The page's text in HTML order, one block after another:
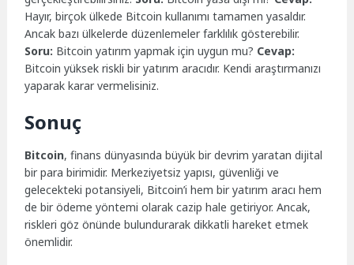
Hayır, birçok ülkede Bitcoin kullanımı tamamen yasaldır.
Ancak bazı ülkelerde düzenlemeler farklılık gösterebilir.
Soru: Bitcoin yatırım yapmak için uygun mu? Cevap:
Bitcoin yüksek riskli bir yatırım aracıdır. Kendi araştırmanızı
yaparak karar vermelisiniz.
Sonuç
Bitcoin, finans dünyasında büyük bir devrim yaratan dijital
bir para birimidir. Merkeziyetsiz yapısı, güvenliği ve
gelecekteki potansiyeli, Bitcoin’i hem bir yatırım aracı hem
de bir ödeme yöntemi olarak cazip hale getiriyor. Ancak,
riskleri göz önünde bulundurarak dikkatli hareket etmek
önemlidir.